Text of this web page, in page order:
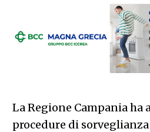
La Regione Campania ha
procedure di